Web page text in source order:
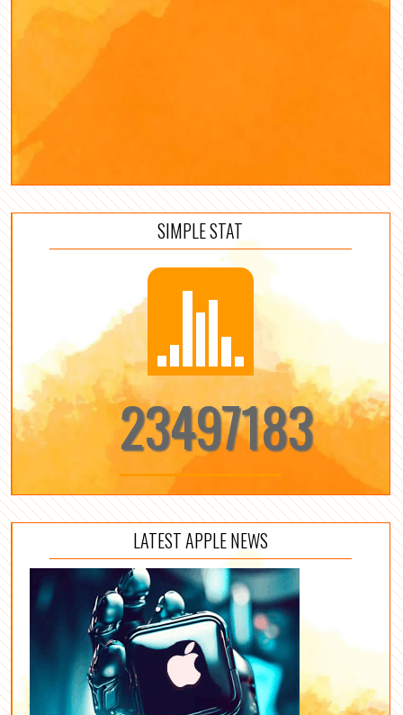
SIMPLE STAT
23497183
LATEST APPLE NEWS